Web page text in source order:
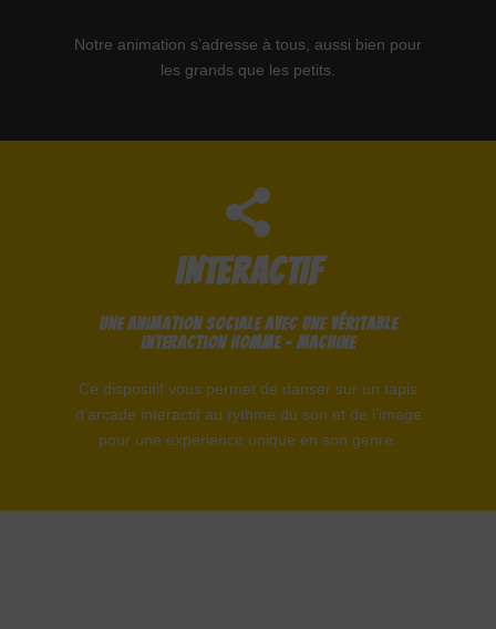
Notre animation s’adresse à tous, aussi bien pour
les grands que les petits.
INTERACTIF
Une animation sociale avec une véritable
interaction homme – machine
Ce dispositif vous permet de danser sur un tapis
d’arcade interactif au rythme du son et de l’image
pour une experience unique en son genre.